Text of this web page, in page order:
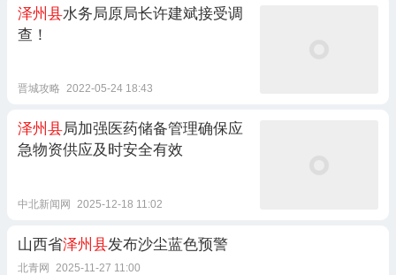
泽州县水务局原局长许建斌接受调
查！
晋城攻略 2022-05-24 18:43
泽州县局加强医药储备管理确保应
急物资供应及时安全有效
中北新闻网 2025-12-18 11:02
山西省泽州县发布沙尘蓝色预警
北青网 2025-11-27 11:00